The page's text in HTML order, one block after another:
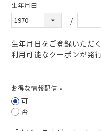
生年月日
生年月日をご登録いただ
利用可能なクーポンが発
お得な情報配信
可
否